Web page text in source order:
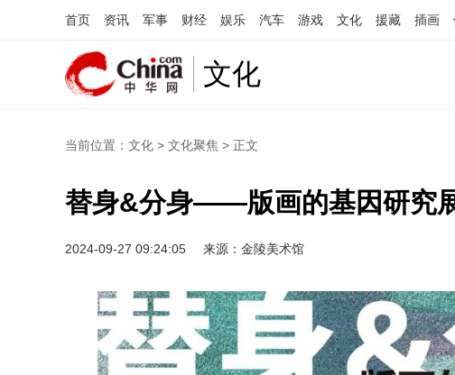
首页 资讯 军事 财经 娱乐 汽车 游戏 文化 援藏 插画
文化
当前位置： 文化 > 文化聚焦 > 正文
替身&分身——版画的基因研究
2024-09-27 09:24:05 来源：金陵美术馆